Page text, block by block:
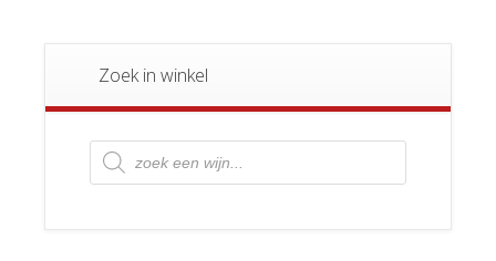
Zoek in winkel
Producten
zoeken